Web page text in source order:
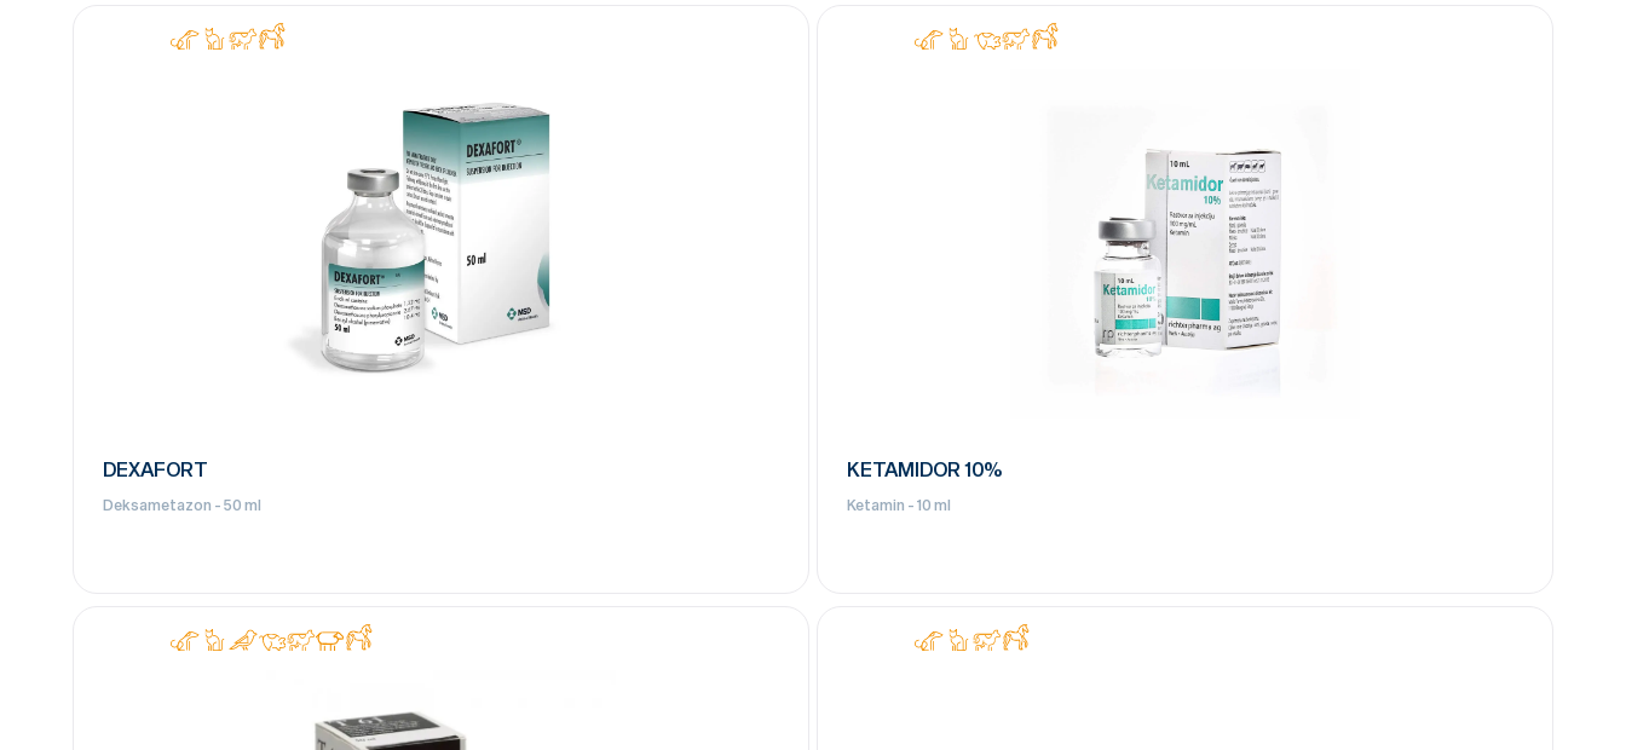
DEXAFORT
Deksametazon - 50 ml
KETAMIDOR 10%
Ketamin - 10 ml